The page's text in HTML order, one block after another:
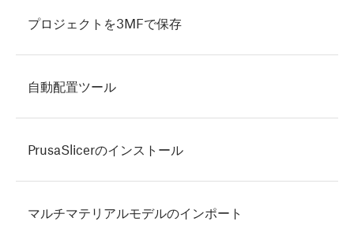
プロジェクトを3MFで保存
自動配置ツール
PrusaSlicerのインストール
マルチマテリアルモデルのインポート